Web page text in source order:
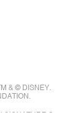
& © DISNEY.
SIGNATURE C